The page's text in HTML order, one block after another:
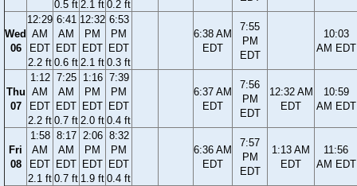
0.5 ft 2.1 ft 0.2 ft
Wed
06
12:29
AM
EDT
2.2 ft
6:41
AM
EDT
0.6 ft
12:32
PM
EDT
2.1 ft
6:53
PM
EDT
0.3 ft
6:38 AM
EDT
7:55
PM
EDT
10:03
AM EDT
Thu
07
1:12
AM
EDT
2.2 ft
7:25
AM
EDT
0.7 ft
1:16
PM
EDT
2.0 ft
7:39
PM
EDT
0.4 ft
6:37 AM
EDT
7:56
PM
EDT
12:32 AM
EDT
10:59
AM EDT
Fri
08
1:58
AM
EDT
2.1 ft
8:17
AM
EDT
0.7 ft
2:06
PM
EDT
1.9 ft
8:32
PM
EDT
0.4 ft
6:36 AM
EDT
7:57
PM
EDT
1:13 AM
EDT
11:56
AM EDT